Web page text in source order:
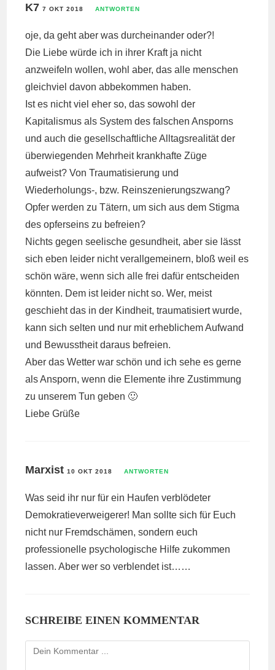
K77 OKT 2018 ANTWORTEN
oje, da geht aber was durcheinander oder?!
Die Liebe würde ich in ihrer Kraft ja nicht
anzweifeln wollen, wohl aber, das alle menschen
gleichviel davon abbekommen haben.
Ist es nicht viel eher so, das sowohl der
Kapitalismus als System des falschen Ansporns
und auch die gesellschaftliche Alltagsrealität der
überwiegenden Mehrheit krankhafte Züge
aufweist? Von Traumatisierung und
Wiederholungs-, bzw. Reinszenierungszwang?
Opfer werden zu Tätern, um sich aus dem Stigma
des opferseins zu befreien?
Nichts gegen seelische gesundheit, aber sie lässt
sich eben leider nicht verallgemeinern, bloß weil es
schön wäre, wenn sich alle frei dafür entscheiden
könnten. Dem ist leider nicht so. Wer, meist
geschieht das in der Kindheit, traumatisiert wurde,
kann sich selten und nur mit erheblichem Aufwand
und Bewusstheit daraus befreien.
Aber das Wetter war schön und ich sehe es gerne
als Ansporn, wenn die Elemente ihre Zustimmung
zu unserem Tun geben 🙂
Liebe Grüße
Marxist10 OKT 2018 ANTWORTEN
Was seid ihr nur für ein Haufen verblödeter
Demokratieverweigerer! Man sollte sich für Euch
nicht nur Fremdschämen, sondern euch
professionelle psychologische Hilfe zukommen
lassen. Aber wer so verblendet ist……
SCHREIBE EINEN KOMMENTAR
Kommentieren